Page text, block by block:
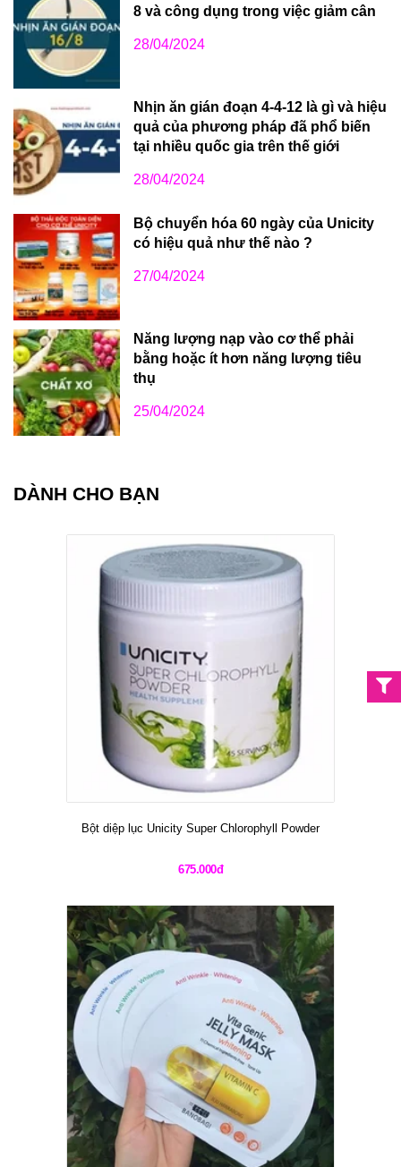
8 và công dụng trong việc giảm cân
28/04/2024
Nhịn ăn gián đoạn 4-4-12 là gì và hiệu
quả của phương pháp đã phổ biến
tại nhiều quốc gia trên thế giới
28/04/2024
Bộ chuyển hóa 60 ngày của Unicity
có hiệu quả như thế nào ?
27/04/2024
Năng lượng nạp vào cơ thể phải
bằng hoặc ít hơn năng lượng tiêu
thụ
25/04/2024
DÀNH CHO BẠN
Bột diệp lục Unicity Super Chlorophyll Powder
675.000đ